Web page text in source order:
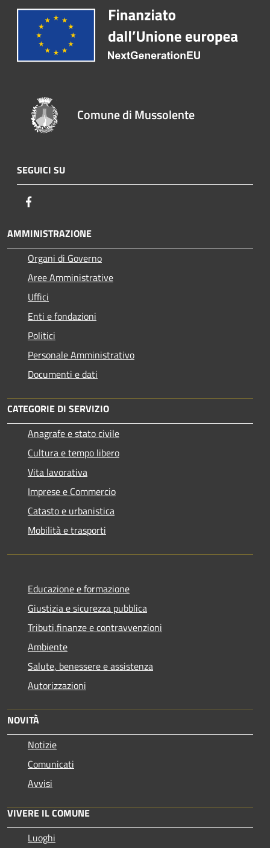
Comune di Mussolente
SEGUICI SU
AMMINISTRAZIONE
Organi di Governo
Aree Amministrative
Uffici
Enti e fondazioni
Politici
Personale Amministrativo
Documenti e dati
CATEGORIE DI SERVIZIO
Anagrafe e stato civile
Cultura e tempo libero
Vita lavorativa
Imprese e Commercio
Catasto e urbanistica
Mobilità e trasporti
Educazione e formazione
Giustizia e sicurezza pubblica
Tributi,finanze e contravvenzioni
Ambiente
Salute, benessere e assistenza
Autorizzazioni
NOVITÀ
Notizie
Comunicati
Avvisi
VIVERE IL COMUNE
Luoghi